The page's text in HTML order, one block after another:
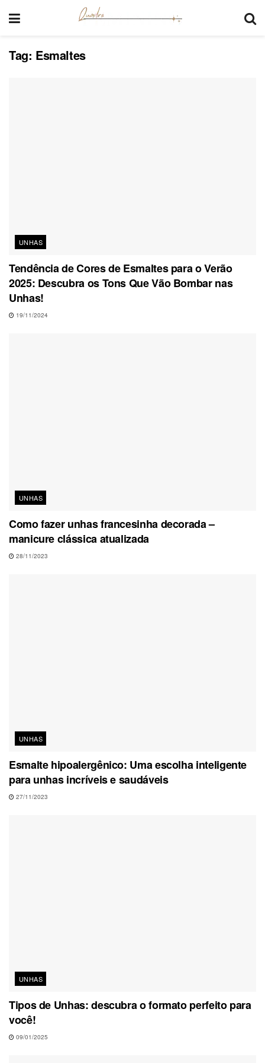
Tag: Esmaltes
UNHAS
Tendência de Cores de Esmaltes para o Verão
2025: Descubra os Tons Que Vão Bombar nas
Unhas!
19/11/2024
UNHAS
Como fazer unhas francesinha decorada –
manicure clássica atualizada
28/11/2023
UNHAS
Esmalte hipoalergênico: Uma escolha inteligente
para unhas incríveis e saudáveis
27/11/2023
UNHAS
Tipos de Unhas: descubra o formato perfeito para
você!
09/01/2025